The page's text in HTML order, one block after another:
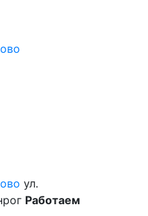
ул.
Работаем